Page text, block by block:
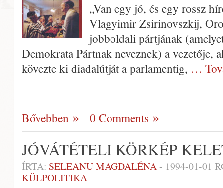
„Van egy jó, és egy rossz
Vlagyimir Zsirinovszkij,
jobboldali pártjának
Demokrata Pártnak neveznek) a vezetője,
kövezte ki diadalútját a parlamentig, …
Bővebben 0 Comments
JÓVÁTÉTELI KÖRKÉP
ÍRTA: SELEANU MAGDALÉNA- 1994-01-01
KÜLPOLITIKA